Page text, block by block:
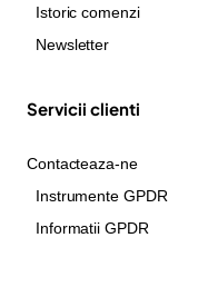
Istoric comenzi
Newsletter
Servicii clienti
Contacteaza-ne
Instrumente GPDR
Informatii GPDR